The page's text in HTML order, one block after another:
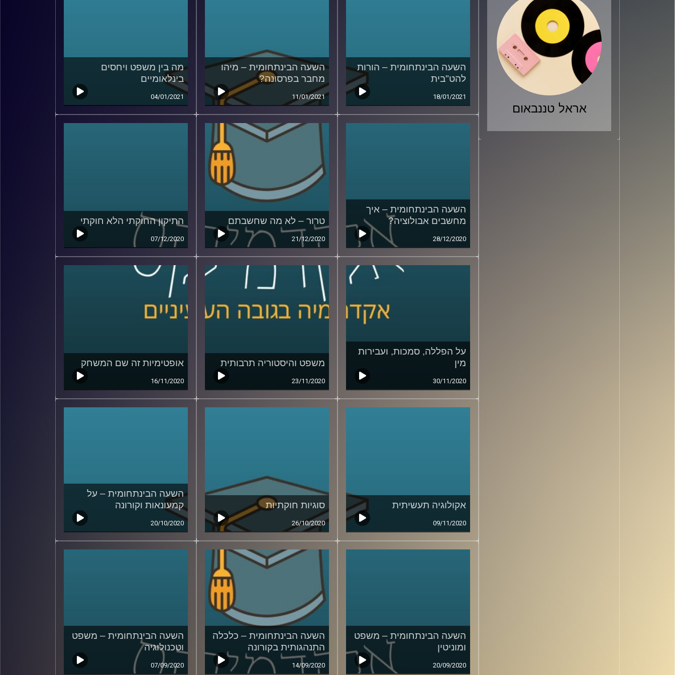
אראל טננבאום
השעה הבינתחומית – הורות
להט"בית
18/01/2021
השעה הבינתחומית – מיהו
מחבר בפרסונה?
11/01/2021
מה בין משפט ויחסים
בינלאומיים
04/01/2021
השעה הבינתחומית – איך
מחשבים אבולוציה?
28/12/2020
טרור – לא מה שחשבתם
21/12/2020
התיקון החוקתי הלא חוקתי
07/12/2020
על הפללה, סמכות, ועבירות
מין
30/11/2020
משפט והיסטוריה תרבותית
23/11/2020
אופטימיות זה שם המשחק
16/11/2020
אקולוגיה תעשיתית
09/11/2020
סוגיות חוקתיות
26/10/2020
השעה הבינתחומית – על
קמעונאות וקורונה
20/10/2020
השעה הבינתחומית – משפט
ומוניטין
20/09/2020
השעה הבינתחומית – כלכלה
התנהגותית בקורונה
14/09/2020
השעה הבינתחומית – משפט
וטכנולוגיה
07/09/2020